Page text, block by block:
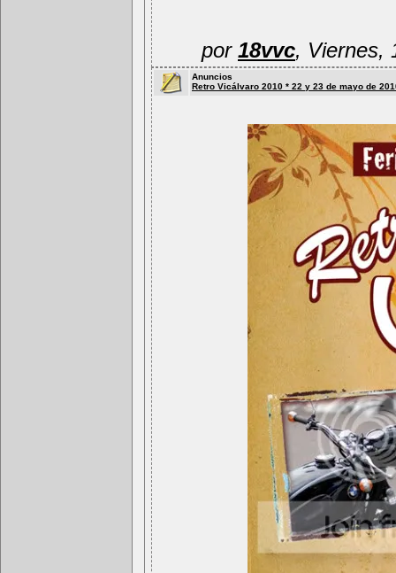
por 18vvc, Viernes,
Anuncios
Retro Vicálvaro 2010 * 22 y 23 de mayo de